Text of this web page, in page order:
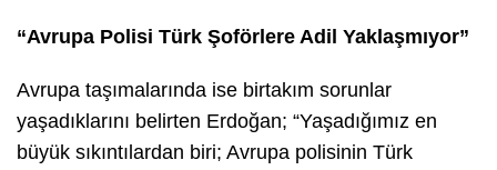
“Avrupa Polisi Türk Şoförlere Adil Yaklaşmıyor”
Avrupa taşımalarında ise birtakım sorunlar
yaşadıklarını belirten Erdoğan; “Yaşadığımız en
büyük sıkıntılardan biri; Avrupa polisinin Türk